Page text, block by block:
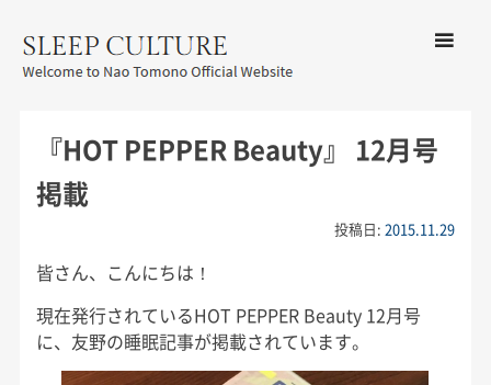
CULTURE
ュ
ツへ移動
『HOT PEPPER Beauty』 12月号
掲載
投稿日:2015.11.29
皆さん、こんにちは！
現在発行されているHOT PEPPER Beauty 12月号
に、友野の睡眠記事が掲載されています。